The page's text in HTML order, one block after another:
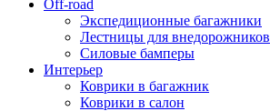
Off-road
Экспедиционные багажники
Лестницы для внедорожников
Силовые бамперы
Интерьер
Коврики в багажник
Коврики в салон